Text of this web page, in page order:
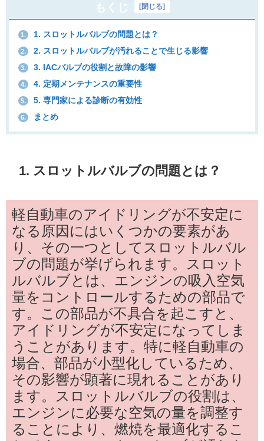
もくじ [閉じる]
1. 1. スロットルバルブの問題とは？
2. 2. スロットルバルブが汚れることで生じる影響
3. 3. IACバルブの役割と故障の影響
4. 4. 定期メンテナンスの重要性
5. 5. 専門家による診断の有効性
6. まとめ
1. スロットルバルブの問題とは？
軽自動車のアイドリングが不安定に
なる原因にはいくつかの要素があ
り、その一つとしてスロットルバル
ブの問題が挙げられます。スロット
ルバルブとは、エンジンの吸入空気
量をコントロールするための部品で
す。この部品が不具合を起こすと、
アイドリングが不安定になってしま
うことがあります。特に軽自動車の
場合、部品が小型化しているため、
その影響が顕著に現れることがあり
ます。スロットルバルブの役割は、
エンジンに必要な空気の量を調整す
ることにより、燃焼を最適化するこ